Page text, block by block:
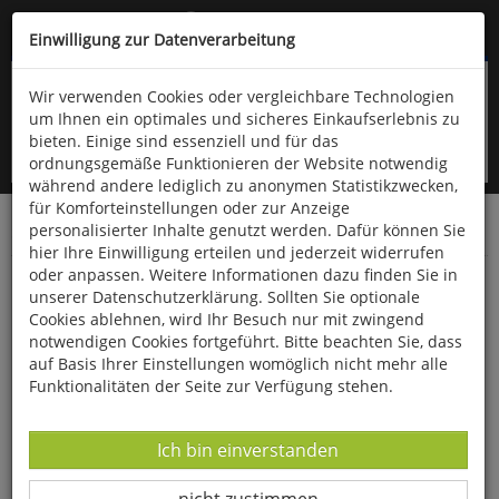
Kompletten Head der Seite überspringen
oder (06766) 9323-960
Startseite Bücher Gesundheit
Stark gegen Krebs!
Einwilligung zur Datenverarbeitung
Wir verwenden Cookies oder vergleichbare Technologien
um Ihnen ein optimales und sicheres Einkaufserlebnis zu
bieten. Einige sind essenziell und für das
ordnungsgemäße Funktionieren der Website notwendig
während andere lediglich zu anonymen Statistikzwecken,
für Komforteinstellungen oder zur Anzeige
personalisierter Inhalte genutzt werden. Dafür können Sie
hier Ihre Einwilligung erteilen und jederzeit widerrufen
oder anpassen. Weitere Informationen dazu finden Sie in
unserer Datenschutzerklärung. Sollten Sie optionale
Cookies ablehnen, wird Ihr Besuch nur mit zwingend
notwendigen Cookies fortgeführt. Bitte beachten Sie, dass
auf Basis Ihrer Einstellungen womöglich nicht mehr alle
Funktionalitäten der Seite zur Verfügung stehen.
Datenverarbeitung -
Ich bin einverstanden